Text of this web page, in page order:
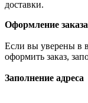
доставки.
Оформление
Если вы уверены в
оформить заказ,
Заполнение адреса